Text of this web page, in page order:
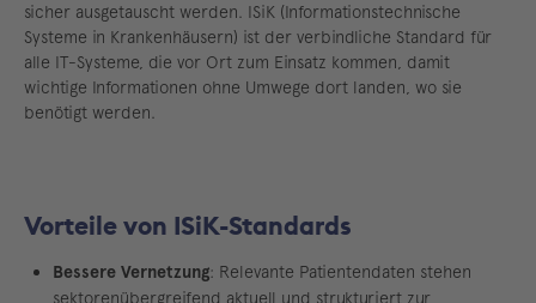
sicher ausgetauscht werden. ISiK (Informationstechnische
Systeme in Krankenhäusern) ist der verbindliche Standard für
alle IT-Systeme, die vor Ort zum Einsatz kommen, damit
wichtige Informationen ohne Umwege dort landen, wo sie
benötigt werden.
Vorteile von ISiK-Standards
Bessere Vernetzung: Relevante Patientendaten stehen
sektorenübergreifend aktuell und strukturiert zur